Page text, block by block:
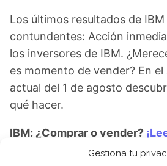
Gestiona tu
Los últimos resultados de IBM
contundentes: Acción
los inversores de IBM.
es momento de vender? En
actual del 1 de agosto
qué hacer.
IBM: ¿Comprar o vender?